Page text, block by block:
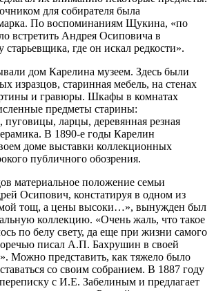
для собирателя была
По воспоминаниям Щукина, «по
встретить Андрея Осиповича в
старьевщика, где он искал редкости».
дом Карелина музеем. Здесь были
изразцов, старинная мебель, на стенах
и гравюры. Шкафы в комнатах
предметы старины:
пуговицы, ларцы, деревянная резная
В 1890-е годы Карелин
доме выставки коллекционных
публичного обозрения.
материальное положение семьи
Осипович, констатируя в одном из
тощ, а цены высоки…», вынужден был
коллекцию. «Очень жаль, что такое
по белу свету, да еще при жизни самого
писал А.П. Бахрушин в своей
Можно представить, как тяжело было
со своим собранием. В 1887 году
с И.Е. Забелиным и предлагает